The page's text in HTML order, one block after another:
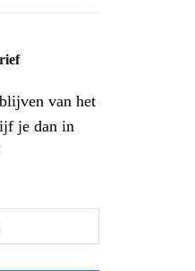
van het
je dan in